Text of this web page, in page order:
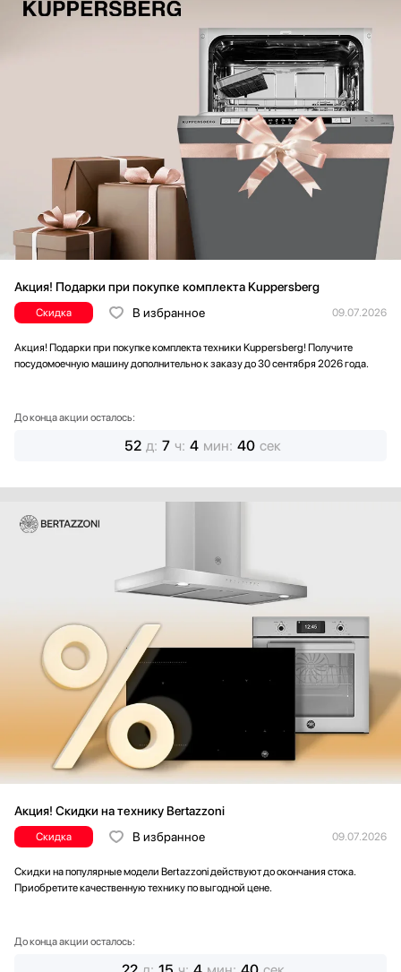
Акция! Подарки при покупке комплекта Kuppersberg
Скидка В избранное 09.07.2026
Акция! Подарки при покупке комплекта техники Kuppersberg! Получите
посудомоечную машину дополнительно к заказу до 30 сентября 2026 года.
До конца акции осталось:
52 д: 7 ч: 4 мин: 38 сек
Акция! Скидки на технику Bertazzoni
Скидка В избранное 09.07.2026
Скидки на популярные модели Bertazzoni действуют до окончания стока.
Приобретите качественную технику по выгодной цене.
До конца акции осталось: